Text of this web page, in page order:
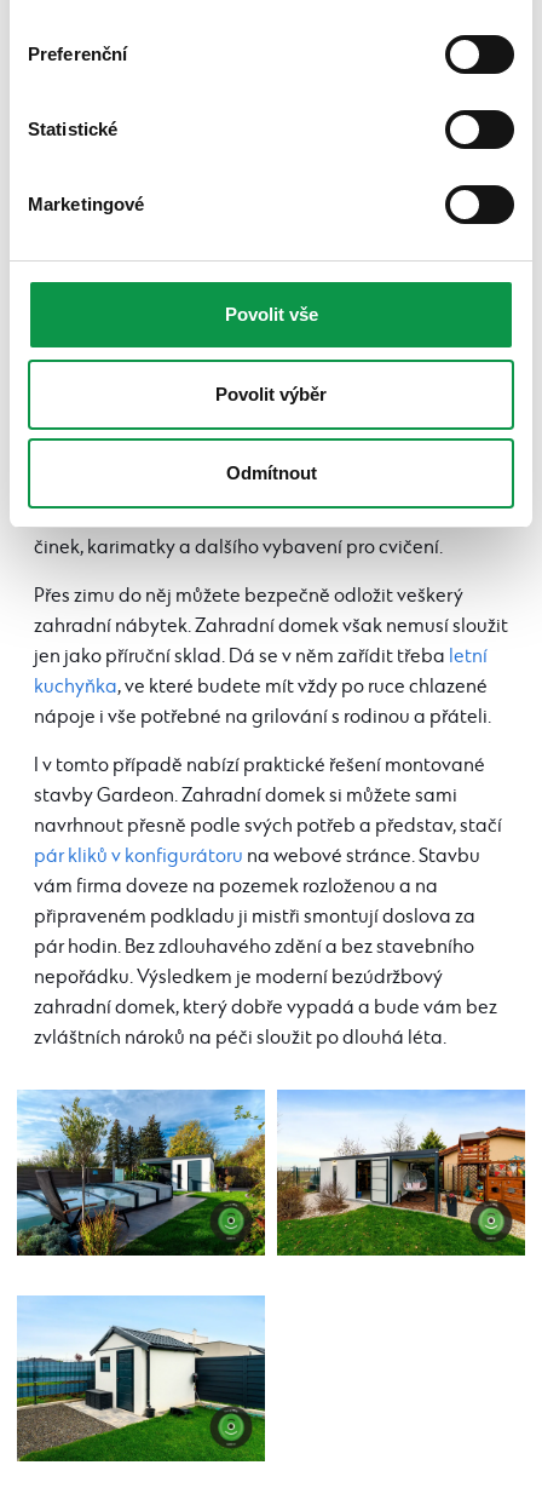
Preferenční
Statistické
Marketingové
Povolit vše
Povolit výběr
Odmítnout
7 Postavte si zahradní domek
také své zázemí, a to nejen na důležité drobnosti, jako
jsou polštáře a měkké deky na večerní posezení,
ručníky a hračky pro dětik bazénu, nebo chladnička a
činek, karimatky a dalšího vybavení pro cvičení.
Přes zimu do něj můžete bezpečně odložit veškerý
zahradní nábytek. Zahradní domek však nemusí sloužit
jen jako příruční sklad. Dá se v něm zařídit třeba letní
kuchyňka, ve které budete mít vždy po ruce chlazené
nápoje i vše potřebné na grilování s rodinou a přáteli.
I v tomto případě nabízí praktické řešení montované
stavby Gardeon. Zahradní domek si můžete sami
navrhnout přesně podle svých potřeb a představ, stačí
pár kliků v konfigurátoru na webové stránce. Stavbu
vám firma doveze na pozemek rozloženou a na
připraveném podkladu ji mistři smontují doslova za
pár hodin. Bez zdlouhavého zdění a bez stavebního
nepořádku. Výsledkem je moderní bezúdržbový
zahradní domek, který dobře vypadá a bude vám bez
zvláštních nároků na péči sloužit po dlouhá léta.